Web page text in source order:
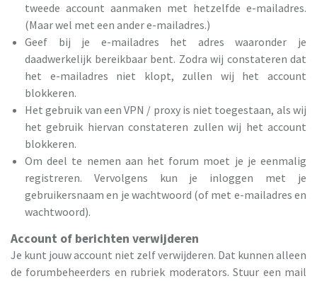
tweede account aanmaken met hetzelfde e-mailadres.
(Maar wel met een ander e-mailadres.)
Geef bij je e-mailadres het adres waaronder je
daadwerkelijk bereikbaar bent. Zodra wij constateren dat
het e-mailadres niet klopt, zullen wij het account
blokkeren.
Het gebruik van een VPN / proxy is niet toegestaan, als wij
het gebruik hiervan constateren zullen wij het account
blokkeren.
Om deel te nemen aan het forum moet je je eenmalig
registreren. Vervolgens kun je inloggen met je
gebruikersnaam en je wachtwoord (of met e-mailadres en
wachtwoord).
Account of berichten verwijderen
Je kunt jouw account niet zelf verwijderen. Dat kunnen alleen
de forumbeheerders en rubriek moderators. Stuur een mail